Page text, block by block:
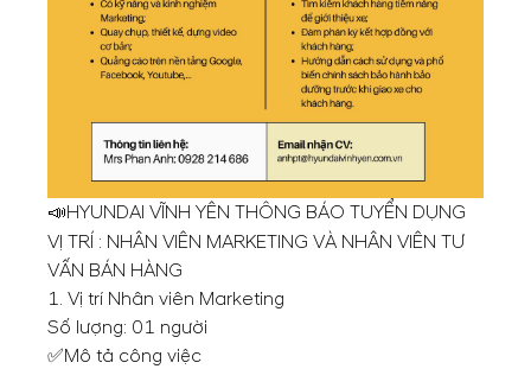
📣HYUNDAI VĨNH YÊN THÔNG BÁO TUYỂN DỤNG
VỊ TRÍ : NHÂN VIÊN MARKETING VÀ NHÂN VIÊN TƯ
VẤN BÁN HÀNG
1. Vị trí Nhân viên Marketing
Số lượng: 01 người
✅Mô tả công việc